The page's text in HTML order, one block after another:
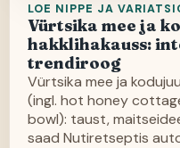
LOE NIPPE JA
Vürtsika mee ja
hakklihakauss:
trendiroog
Vürtsika mee ja
(ingl. hot honey
bowl): taust,
saad Nutiretseptis